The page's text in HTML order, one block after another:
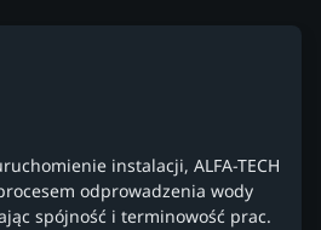
instalacji, ALFA-TECH
odprowadzenia wody
spójność i terminowość prac.